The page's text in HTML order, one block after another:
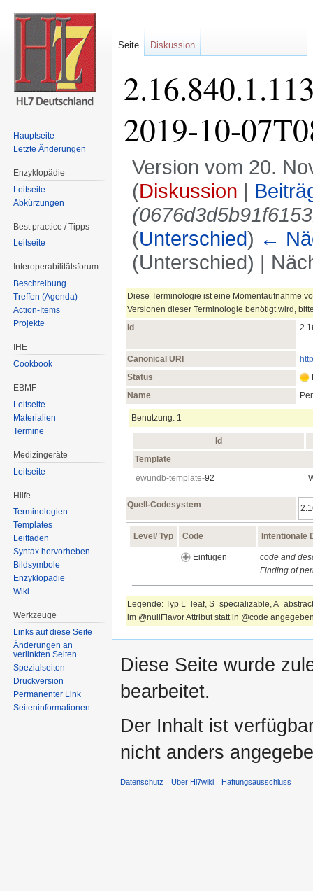
2019-10-
Version vom 20.
(Diskussion |
(Unterschied) ←
(Unterschied) |
Diese Terminologie ist eine Momentaufnahme
Versionen dieser Terminologie benötigt wird,
Id
Canonical URI
Status
Name
Benutzung: 1
Id
Template
ewundb-template-92
Quell-Codesystem
Level/ Typ Code Intentionale
Einfügen
code and
Finding of
Legende: Typ L=leaf, S=specializable,
im @nullFlavor Attribut statt in @code
Seite Diskussion
Hauptseite
Letzte Änderungen
Enzyklopädie
Leitseite
Abkürzungen
Best practice / Tipps
Leitseite
Interoperabilitätsforum
Beschreibung
Treffen (Agenda)
Action-Items
Projekte
IHE
Cookbook
EBMF
Leitseite
Materialien
Termine
Medizingeräte
Leitseite
Hilfe
Terminologien
Templates
Leitfäden
Syntax hervorheben
Bildsymbole
Enzyklopädie
Wiki
Werkzeuge
Links auf diese Seite
Änderungen an
verlinkten Seiten
Spezialseiten
Druckversion
Permanenter Link
Seiten­informationen
Diese Seite wurde
bearbeitet.
Der Inhalt ist
nicht anders
Datenschutz Über Hl7wiki Haftungsausschluss